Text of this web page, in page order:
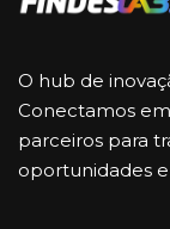
O hub de
Conectamos
parceiros para
oportunidades